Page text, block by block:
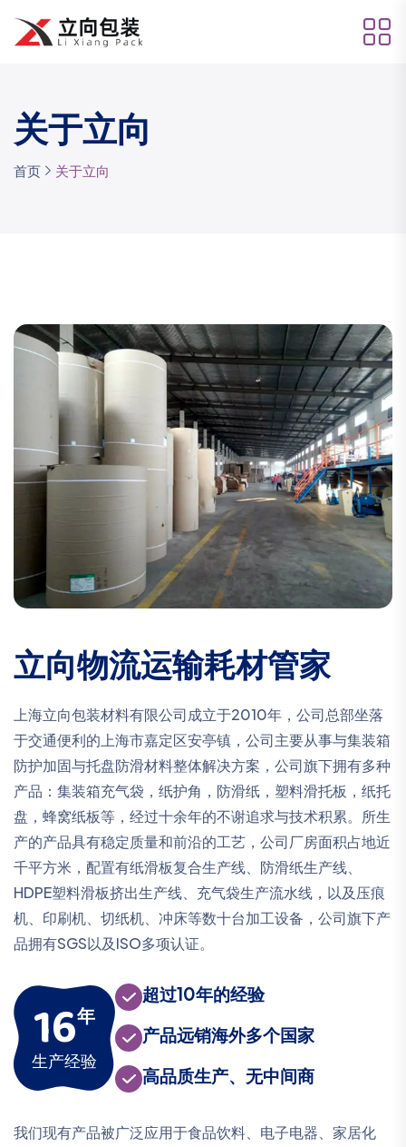
关于立向
首页 关于立向
立向物流运输耗材管家
上海立向包装材料有限公司成立于2010年，公司总部坐落
于交通便利的上海市嘉定区安亭镇，公司主要从事与集装箱
防护加固与托盘防滑材料整体解决方案，公司旗下拥有多种
产品：集装箱充气袋，纸护角，防滑纸，塑料滑托板，纸托
盘，蜂窝纸板等，经过十余年的不谢追求与技术积累。所生
产的产品具有稳定质量和前沿的工艺，公司厂房面积占地近
千平方米，配置有纸滑板复合生产线、防滑纸生产线、
HDPE塑料滑板挤出生产线、充气袋生产流水线，以及压痕
机、印刷机、切纸机、冲床等数十台加工设备，公司旗下产
品拥有SGS以及ISO多项认证。
16年
生产经验
超过10年的经验
产品远销海外多个国家
高品质生产、无中间商
我们现有产品被广泛应用于食品饮料、电子电器、家居化